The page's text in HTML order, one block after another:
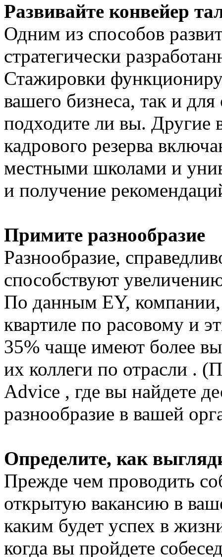
Развивайте конвейер
Одним из способов
стратегически
Стажировки
вашего бизнеса, так и
подходите ли вы. Другие
кадрового резерва
местными школами и
и получение
Примите разнообразие
Разнообразие,
способствуют
По данным EY,
квартиле по расовому и
35% чаще имеют более
их коллеги по отрасли .
Advice , где вы найдете
разнообразие в вашей
Определите, как
Прежде чем проводить
открытую вакансию в
каким будет успех в
когда вы пройдете